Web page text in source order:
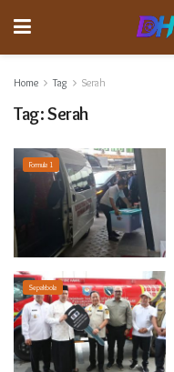
Home Tag Serah
Tag:Serah
Formula 1
Sepakbola